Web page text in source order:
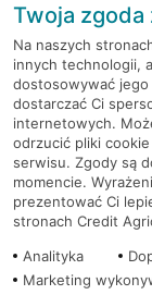
RODO
Regulamin
Mapa serwisu
PolitykaCookies
Twoja zgoda
Na naszych
innych technologii,
dostosowywać
dostarczać Ci
internetowych.
odrzucić pliki
serwisu. Zgody są
momencie.
prezentować Ci
stronach Credit
Analityka
Marketing